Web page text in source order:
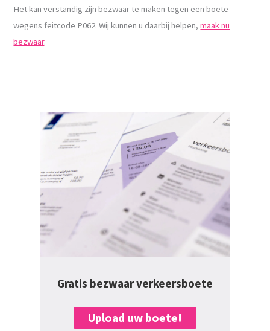
Het kan verstandig zijn bezwaar te maken tegen een boete
wegens feitcode P062. Wij kunnen u daarbij helpen,maak nu
bezwaar.
Gratis bezwaar verkeersboete
Upload uw boete!